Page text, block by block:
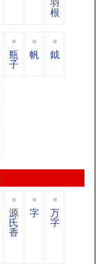
根
瓶
子
帆 鉞
源
氏
香
字 万
字